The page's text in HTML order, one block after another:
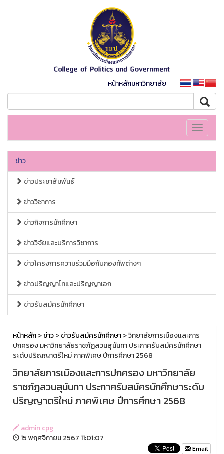
หน้าหลักมหาวิทยาลัย
Toggle
ข่าว
ข่าวประชาสัมพันธ์
ข่าววิชาการ
ข่าวกิจการนักศึกษา
ข่าววิจัยและบริการวิชาการ
ข่าวโครงการความร่วมมือกับกองทัพต่างๆ
ข่าวปริญญาโทและปริญญาเอก
ข่าวรับสมัครนักศึกษา
หน้าหลัก>ข่าว>ข่าวรับสมัครนักศึกษา> วิทยาลัยการเมืองและการ
ปกครอง มหาวิทยาลัยราชภัฏสวนสุนันทา ประกาศรับสมัครนักศึกษา
ระดับปริญญาตรีใหม่ ภาคพิเศษ ปีการศึกษา 2568
วิทยาลัยการเมืองและการปกครอง มหาวิทยาลัย
ราชภัฏสวนสุนันทา ประกาศรับสมัครนักศึกษาระดับ
ปริญญาตรีใหม่ ภาคพิเศษ ปีการศึกษา 2568
admin cpg
15 พฤศจิกายน 2567 11:01:07
Email